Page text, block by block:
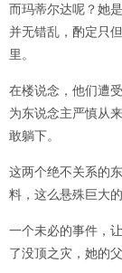
而玛蒂尔达呢？她
并无错乱，酌定只
里。
在楼说念，他们遭
为东说念主严慎从
敢躺下。
这两个绝不关系的
料，这么悬殊巨大
一个未必的事件，
了没顶之灾，她的